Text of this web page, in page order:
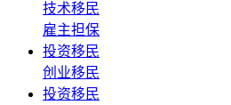
技术移民
雇主担保
投资移民
创业移民
投资移民